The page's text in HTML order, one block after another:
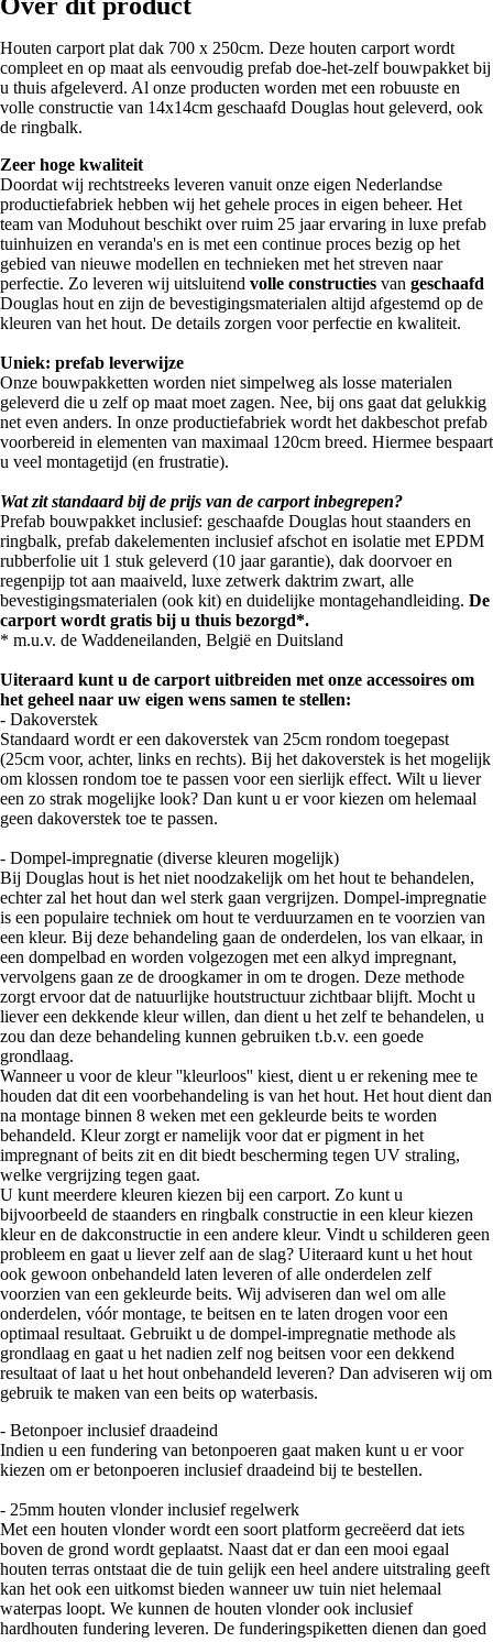
Houten carport plat dak 700 x 250cm. Deze houten carport wordt
compleet en op maat als eenvoudig prefab doe-het-zelf bouwpakket bij
u thuis afgeleverd. Al onze producten worden met een robuuste en
volle constructie van 14x14cm geschaafd Douglas hout geleverd, ook
de ringbalk.
Zeer hoge kwaliteit
Doordat wij rechtstreeks leveren vanuit onze eigen Nederlandse
productiefabriek hebben wij het gehele proces in eigen beheer. Het
team van Moduhout beschikt over ruim 25 jaar ervaring in luxe prefab
tuinhuizen en veranda's en is met een continue proces bezig op het
gebied van nieuwe modellen en technieken met het streven naar
perfectie. Zo leveren wij uitsluitend volle constructies van geschaafd
Douglas hout en zijn de bevestigingsmaterialen altijd afgestemd op de
kleuren van het hout. De details zorgen voor perfectie en kwaliteit.
Uniek: prefab leverwijze
Onze bouwpakketten worden niet simpelweg als losse materialen
geleverd die u zelf op maat moet zagen. Nee, bij ons gaat dat gelukkig
net even anders. In onze productiefabriek wordt het dakbeschot prefab
voorbereid in elementen van maximaal 120cm breed. Hiermee bespaart
u veel montagetijd (en frustratie).
Wat zit standaard bij de prijs van de carport inbegrepen?
Prefab bouwpakket inclusief: geschaafde Douglas hout staanders en
ringbalk, prefab dakelementen inclusief afschot en isolatie met EPDM
rubberfolie uit 1 stuk geleverd (10 jaar garantie), dak doorvoer en
regenpijp tot aan maaiveld, luxe zetwerk daktrim zwart, alle
bevestigingsmaterialen (ook kit) en duidelijke montagehandleiding. De
carport wordt gratis bij u thuis bezorgd*.
* m.u.v. de Waddeneilanden, België en Duitsland
Uiteraard kunt u de carport uitbreiden met onze accessoires om
het geheel naar uw eigen wens samen te stellen:
- Dakoverstek
Standaard wordt er een dakoverstek van 25cm rondom toegepast
(25cm voor, achter, links en rechts). Bij het dakoverstek is het mogelijk
om klossen rondom toe te passen voor een sierlijk effect. Wilt u liever
een zo strak mogelijke look? Dan kunt u er voor kiezen om helemaal
geen dakoverstek toe te passen.
- Dompel-impregnatie (diverse kleuren mogelijk)
Bij Douglas hout is het niet noodzakelijk om het hout te behandelen,
echter zal het hout dan wel sterk gaan vergrijzen. Dompel-impregnatie
is een populaire techniek om hout te verduurzamen en te voorzien van
een kleur. Bij deze behandeling gaan de onderdelen, los van elkaar, in
een dompelbad en worden volgezogen met een alkyd impregnant,
vervolgens gaan ze de droogkamer in om te drogen. Deze methode
zorgt ervoor dat de natuurlijke houtstructuur zichtbaar blijft. Mocht u
liever een dekkende kleur willen, dan dient u het zelf te behandelen, u
zou dan deze behandeling kunnen gebruiken t.b.v. een goede
grondlaag.
Wanneer u voor de kleur ''kleurloos'' kiest, dient u er rekening mee te
houden dat dit een voorbehandeling is van het hout. Het hout dient dan
na montage binnen 8 weken met een gekleurde beits te worden
behandeld. Kleur zorgt er namelijk voor dat er pigment in het
impregnant of beits zit en dit biedt bescherming tegen UV straling,
welke vergrijzing tegen gaat.
U kunt meerdere kleuren kiezen bij een carport. Zo kunt u
bijvoorbeeld de staanders en ringbalk constructie in een kleur kiezen
kleur en de dakconstructie in een andere kleur. Vindt u schilderen geen
probleem en gaat u liever zelf aan de slag? Uiteraard kunt u het hout
ook gewoon onbehandeld laten leveren of alle onderdelen zelf
voorzien van een gekleurde beits. Wij adviseren dan wel om alle
onderdelen, vóór montage, te beitsen en te laten drogen voor een
optimaal resultaat. Gebruikt u de dompel-impregnatie methode als
grondlaag en gaat u het nadien zelf nog beitsen voor een dekkend
resultaat of laat u het hout onbehandeld leveren? Dan adviseren wij om
gebruik te maken van een beits op waterbasis.
- Betonpoer inclusief draadeind
Indien u een fundering van betonpoeren gaat maken kunt u er voor
kiezen om er betonpoeren inclusief draadeind bij te bestellen.
- 25mm houten vlonder inclusief regelwerk
Met een houten vlonder wordt een soort platform gecreëerd dat iets
boven de grond wordt geplaatst. Naast dat er dan een mooi egaal
houten terras ontstaat die de tuin gelijk een heel andere uitstraling geeft
kan het ook een uitkomst bieden wanneer uw tuin niet helemaal
waterpas loopt. We kunnen de houten vlonder ook inclusief
hardhouten fundering leveren. De funderingspiketten dienen dan goed